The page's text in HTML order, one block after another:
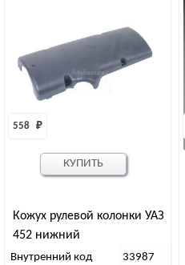
Кожух рулевой колонки УАЗ
452 нижний
558 ₽
Внутренний код 33987
КУПИТЬ